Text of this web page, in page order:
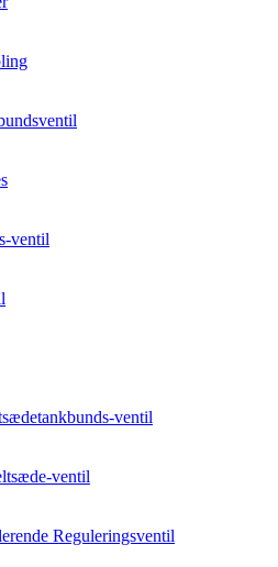
ventil
ventil
ventil
Reguleringsventil